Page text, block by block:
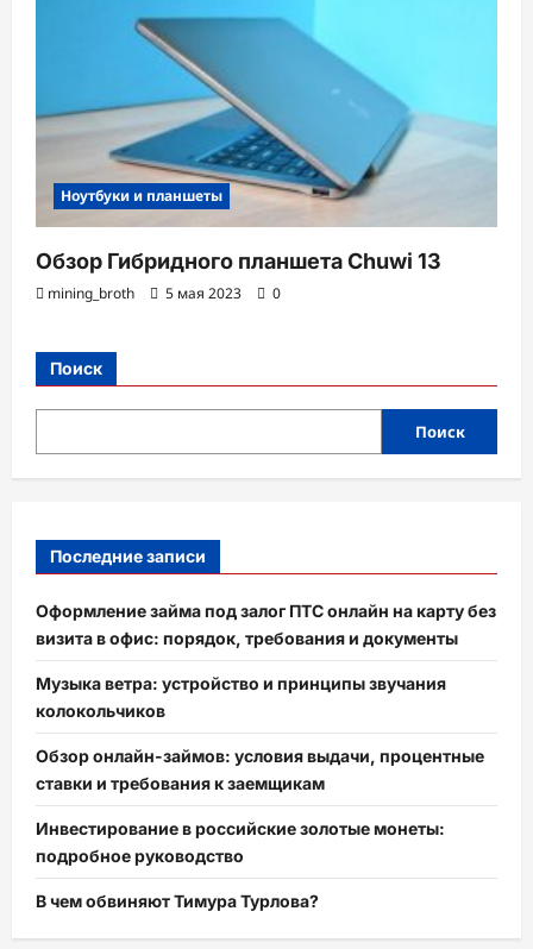
Ноутбуки и планшеты
Обзор Гибридного планшета Chuwi 13
mining_broth 5 мая 2023 0
Поиск
Поиск
Последние записи
Оформление займа под залог ПТС онлайн на карту без
визита в офис: порядок, требования и документы
Музыка ветра: устройство и принципы звучания
колокольчиков
Обзор онлайн-займов: условия выдачи, процентные
ставки и требования к заемщикам
Инвестирование в российские золотые монеты:
подробное руководство
В чем обвиняют Тимура Турлова?